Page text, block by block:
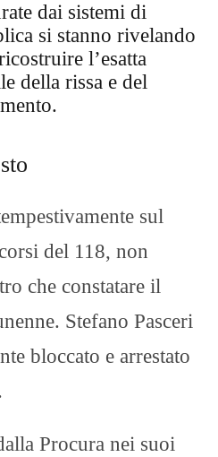
dai sistemi di
si stanno rivelando
l’esatta
della rissa e del
sul
del 118, non
che constatare il
Stefano Pasceri
bloccato e arrestato
Procura nei suoi